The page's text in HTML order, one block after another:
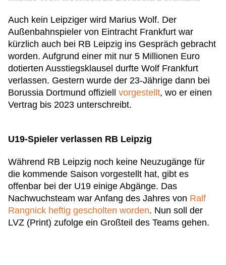
Auch kein Leipziger wird Marius Wolf. Der
Außenbahnspieler von Eintracht Frankfurt war
kürzlich auch bei RB Leipzig ins Gespräch gebracht
worden. Aufgrund einer mit nur 5 Millionen Euro
dotierten Ausstiegsklausel durfte Wolf Frankfurt
verlassen. Gestern wurde der 23-Jährige dann bei
Borussia Dortmund offiziell vorgestellt, wo er einen
Vertrag bis 2023 unterschreibt.
U19-Spieler verlassen RB Leipzig
Während RB Leipzig noch keine Neuzugänge für
die kommende Saison vorgestellt hat, gibt es
offenbar bei der U19 einige Abgänge. Das
Nachwuchsteam war Anfang des Jahres von Ralf
Rangnick heftig gescholten worden. Nun soll der
LVZ (Print) zufolge ein Großteil des Teams gehen.